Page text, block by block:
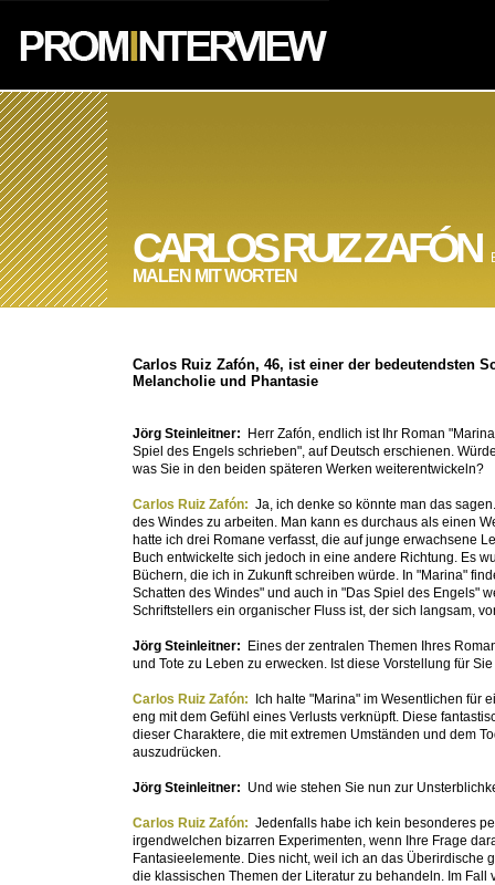
CARLOS RUIZ ZAFÓN
MALEN MIT WORTEN
Carlos Ruiz Zafón, 46, ist einer der bedeutendsten
Melancholie und Phantasie
Jörg Steinleitner:
Herr Zafón, endlich ist Ihr Roman
Spiel des Engels schrieben", auf Deutsch erschienen.
was Sie in den beiden späteren Werken weiterentwickeln?
Carlos Ruiz Zafón: Ja, ich denke so könnte man das
des Windes zu arbeiten. Man kann es durchaus als einen
hatte ich drei Romane verfasst, die auf junge erwachsene
Buch entwickelte sich jedoch in eine andere Richtung. Es
Büchern, die ich in Zukunft schreiben würde. In "Marina"
Schatten des Windes" und auch in "Das Spiel des Engels"
Schriftstellers ein organischer Fluss ist, der sich langsam,
Jörg Steinleitner:
Eines der zentralen Themen Ihres
und Tote zu Leben zu erwecken. Ist diese Vorstellung für
Carlos Ruiz Zafón:
Ich halte "Marina" im Wesentlichen für
eng mit dem Gefühl eines Verlusts verknüpft. Diese
dieser Charaktere, die mit extremen Umständen und dem
auszudrücken.
Jörg Steinleitner: Und wie stehen Sie nun zur
Carlos Ruiz Zafón: Jedenfalls habe ich kein besonderes
irgendwelchen bizarren Experimenten, wenn Ihre Frage
Fantasieelemente. Dies nicht, weil ich an das Überirdische
die klassischen Themen der Literatur zu behandeln. Im